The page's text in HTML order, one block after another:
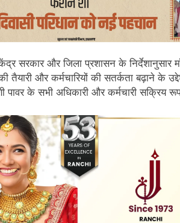
केंद्र सरकार और जिला प्रशासन के
तैयारी और कर्मचारियों की सतर्कता बढ़ाने के
के सभी अधिकारी और कर्मचारी सक्रिय